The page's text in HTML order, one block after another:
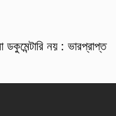
নয় : ভারপ্রাপ্ত